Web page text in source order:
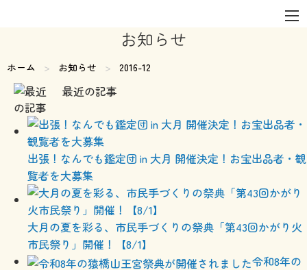
お知らせ
ホーム お知らせ 現在のページ:
2016-12
最近の記事
出張！なんでも鑑定団 in 大月 開催決定！お宝出品者・観
覧者を大募集
大月の夏を彩る、市民手づくりの祭典「第43回かがり火
市民祭り」開催！【8/1】
令和8年の